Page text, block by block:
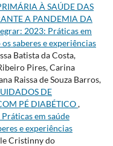
À SAÚDE DAS
A PANDEMIA DA
2023: Práticas em
saberes e experiências
Batista da Costa,
Pires, Carina
Raissa de Souza Barros,
DE
PÉ DIABÉTICO,
em saúde
e experiências
Cristinny do